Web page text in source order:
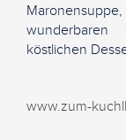
wunderbaren
köstlichen
www.zum-